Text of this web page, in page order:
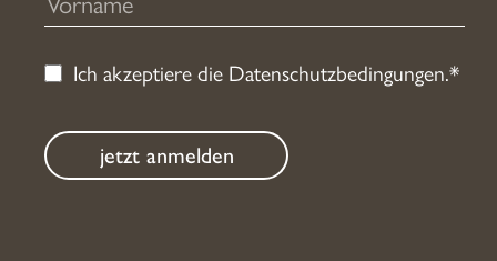
Ich akzeptiere die Datenschutzbedingungen.*